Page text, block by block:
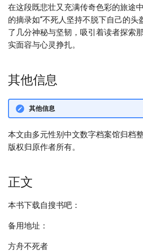
在这段既悲壮又充满传奇色彩的旅途
的摘录如“不死人坚持不脱下自己的头
了几分神秘与坚韧，吸引着读者探索
实面容与心灵挣扎。
其他信息
其他信息
本文由多元性别中文数字档案馆归档
版权归原作者所有。
正文
本书下载自搜书吧：
备用地址：
方舟不死者